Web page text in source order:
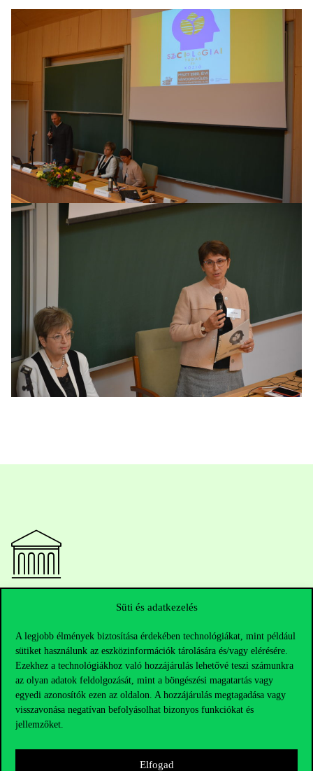
Süti és adatkezelés
A legjobb élmények biztosítása érdekében technológiákat, mint például
sütiket használunk az eszközinformációk tárolására és/vagy elérésére.
Ezekhez a technológiákhoz való hozzájárulás lehetővé teszi számunkra
az olyan adatok feldolgozását, mint a böngészési magatartás vagy
egyedi azonosítók ezen az oldalon. A hozzájárulás megtagadása vagy
visszavonása negatívan befolyásolhat bizonyos funkciókat és
jellemzőket.
Elfogad
Telefonszám:+36 1 482 5000
Kérdésed van a felvételivel kapcsolatban?
Oktatói elérhetőségek
HUB jelenlegi hallgatóinknak